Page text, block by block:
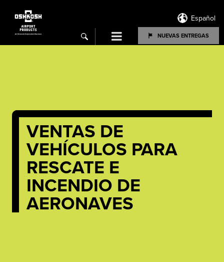
Español
search NUEVAS ENTREGAS
Menu
VENTAS DE
VEHÍCULOS PARA
RESCATE E
INCENDIO DE
AERONAVES